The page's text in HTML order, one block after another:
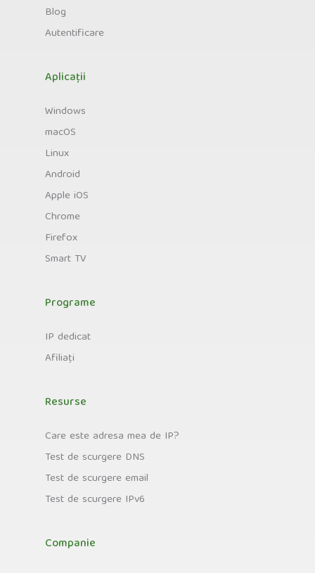
Blog
Autentificare
Aplicații
Windows
macOS
Linux
Android
Apple iOS
Chrome
Firefox
Smart TV
Programe
IP dedicat
Afiliați
Resurse
Care este adresa mea de IP?
Test de scurgere DNS
Test de scurgere email
Test de scurgere IPv6
Companie